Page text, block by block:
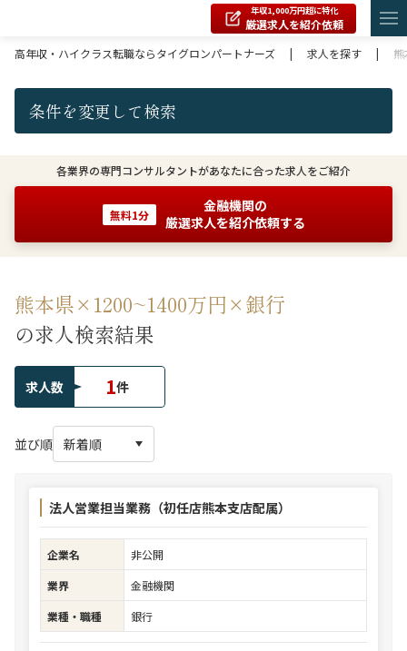
年収1,000万円超に特化
厳選求人を紹介依頼
高年収・ハイクラス転職ならタイグロンパートナーズ
| 求人を探す |
条件を変更して検索
各業界の専門コンサルタントがあなたに合った求人をご紹介
無料1分
金融機関の
厳選求人を紹介依頼する
熊本県×1200~1400万円×銀行
の求人検索結果
求人数 1件
並び順
法人営業担当業務（初任店熊本支店配属）
企業名
非公開
業界
金融機関
業種・職種
銀行